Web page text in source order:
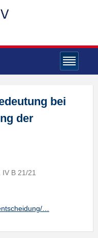
bei
der
B 21/21
…